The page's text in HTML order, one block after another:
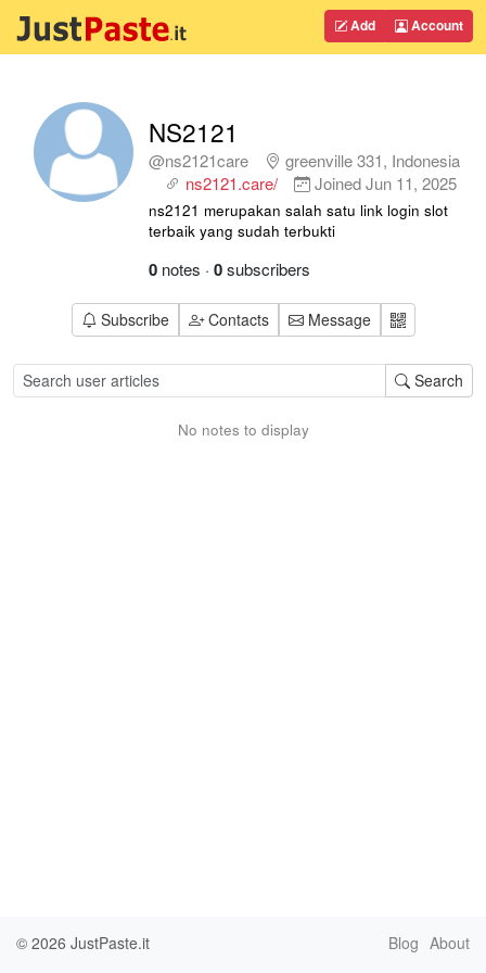
Add Account
NS2121
@ns2121care
greenville 331, Indonesia
ns2121.care/
JoinedJun 11, 2025
ns2121 merupakan salah satu link login slot
terbaik yang sudah terbukti
0 notes · 0subscribers
Subscribe Contacts Message
Search
No notes to display
© 2026 JustPaste.it Blog About